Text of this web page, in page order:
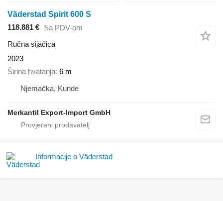
Väderstad Spirit 600 S
118.881 € Sa PDV-om
Ručna sijačica
2023
Širina hvatanja 6 m
Njemačka, Kunde
Merkantil Export-Import GmbH
Informacije o Väderstad